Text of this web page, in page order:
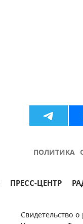
ПОЛИТИКА
ПРЕСС-ЦЕНТР
Свидетельство